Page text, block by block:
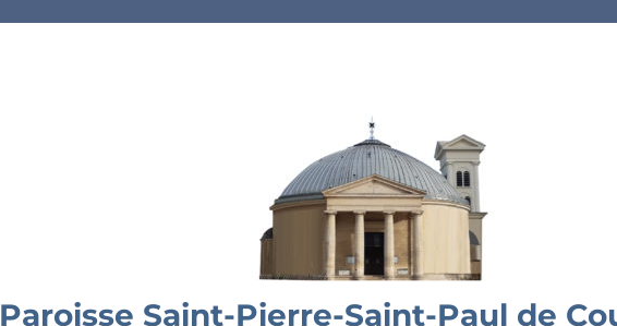
Paroisse Saint-Pierre-Saint-Paul de